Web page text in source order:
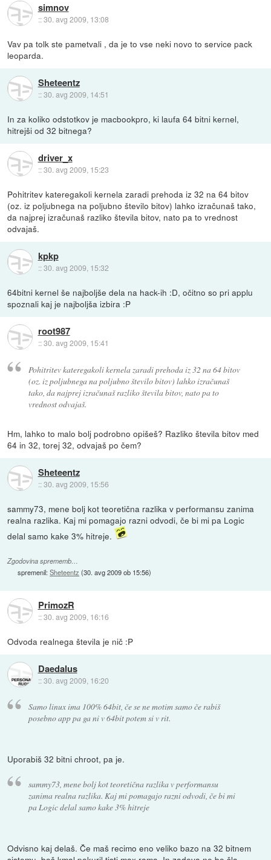
simnov
::30. avg 2009, 13:08
Vav pa tolk ste pametvali , da je to vse neki novo to service pack
leoparda.
Sheteentz
::30. avg 2009, 14:51
In za koliko odstotkov je macbookpro, ki laufa 64 bitni kernel,
hitrejši od 32 bitnega?
driver_x
::30. avg 2009, 15:23
Pohitritev kateregakoli kernela zaradi prehoda iz 32 na 64 bitov
(oz. iz poljubnega na poljubno število bitov) lahko izračunaš tako,
da najprej izračunaš razliko števila bitov, nato pa to vrednost
odvajaš.
kpkp
::30. avg 2009, 15:32
64bitni kernel še najboljše dela na hack-ih :D, očitno so pri applu
spoznali kaj je najboljša izbira :P
root987
::30. avg 2009, 15:41
Pohitritev kateregakoli kernela zaradi prehoda iz 32 na 64 bitov
(oz. iz poljubnega na poljubno število bitov) lahko izračunaš
tako, da najprej izračunaš razliko števila bitov, nato pa to
vrednost odvajaš.
Hm, lahko to malo bolj podrobno opišeš? Razliko števila bitov med
64 in 32, torej 32, odvajaš po čem?
Sheteentz
::30. avg 2009, 15:56
sammy73, mene bolj kot teoretična razlika v performansu zanima
realna razlika. Kaj mi pomagajo razni odvodi, če bi mi pa Logic
delal samo kake 3% hitreje.
Zgodovina sprememb…
spremenil:Sheteentz (30. avg 2009 ob 15:56)
PrimozR
::30. avg 2009, 16:16
Odvoda realnega števila je nič :P
Daedalus
::30. avg 2009, 16:20
Samo linux ima 100% 64bit, če se ne motim samo če rabiš
posebno app pa ga ni v 64bit potem si v rit.
Uporabiš 32 bitni chroot, pa je.
sammy73, mene bolj kot teoretična razlika v performansu
zanima realna razlika. Kaj mi pomagajo razni odvodi, če bi mi
pa Logic delal samo kake 3% hitreje
Odvisno kaj delaš. Če maš recimo eno veliko bazo na 32 bitnem